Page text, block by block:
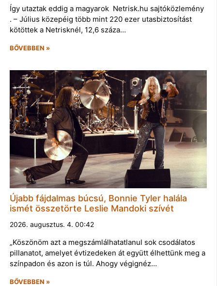
Így utaztak eddig a magyarok Netrisk.hu sajtóközlemény
. – Július közepéig több mint 220 ezer utasbiztosítást
kötöttek a Netrisknél, 12,6 száza…
BŐVEBBEN »
Újabb fájdalmas búcsú, Bonnie Tyler halála
ismét összetörte Leslie Mandoki szívét
2026. augusztus. 4. 00:42
„Köszönöm azt a megszámlálhatatlanul sok csodálatos
pillanatot, amelyet évtizedeken át együtt élhettünk meg a
színpadon és azon is túl. Ahogy végignéz…
BŐVEBBEN »